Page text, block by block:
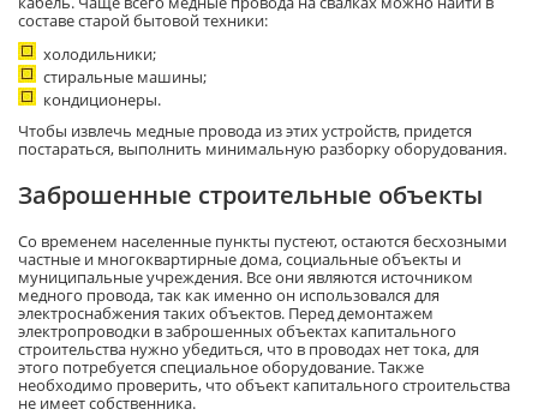
составе старой бытовой техники:
холодильники;
стиральные машины;
кондиционеры.
Чтобы извлечь медные провода из этих устройств, придется
постараться, выполнить минимальную разборку оборудования.
Заброшенные строительные объекты
Со временем населенные пункты пустеют, остаются бесхозными
частные и многоквартирные дома, социальные объекты и
муниципальные учреждения. Все они являются источником
медного провода, так как именно он использовался для
электроснабжения таких объектов. Перед демонтажем
электропроводки в заброшенных объектах капитального
строительства нужно убедиться, что в проводах нет тока, для
этого потребуется специальное оборудование. Также
необходимо проверить, что объект капитального строительства
не имеет собственника.